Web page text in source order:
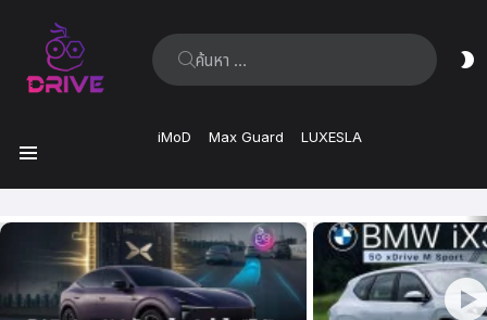
ค้นหา:
iMoD Max Guard LUXESLA
ล่าสุด